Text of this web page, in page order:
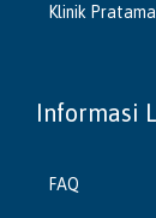
Klinik
Informasi
FAQ